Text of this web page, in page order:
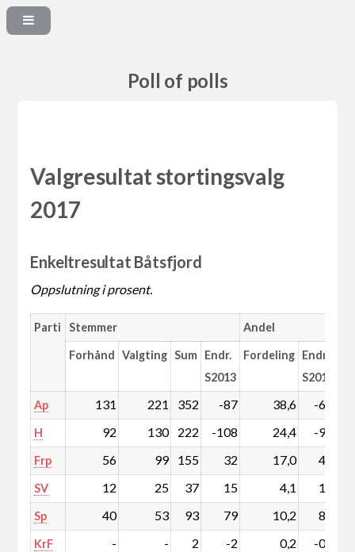
Poll of polls
Valgresultat stortingsvalg
2017
Enkeltresultat Båtsfjord
Oppslutning i prosent.
Parti Stemmer Andel
Forhånd Valgting Sum Endr.
S2013
Fordeling Endr.
S2013
Ap 131 221 352 -87 38,6 -6,5
H 92 130 222 -108 24,4 -9,5
Frp 56 99 155 32 17,0 4,4
SV 12 25 37 15 4,1 1,8
Sp 40 53 93 79 10,2 8,8
KrF - - 2 -2 0,2 -0,2